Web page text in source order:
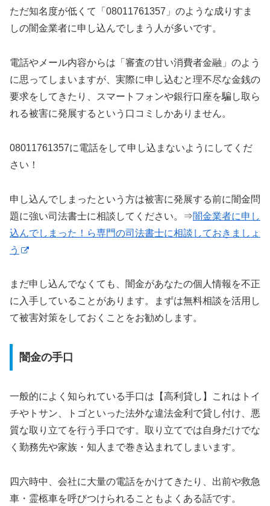
ただ知名度が低くて「08011761357」のような成りすま
しの闇金業者に申し込んでしまう人が多いです。
電話やメール内容からは「審査の甘い消費者金融」のよう
に思ってしまいますが、実際に申し込むと理不尽な金銭の
要求をしてきたり、スマートフォンや銀行口座を騙し取ら
れる被害に発展するという口コミしかありません。
08011761357に電話をして申し込まないようにしてくだ
さい！
申し込んでしまったという方は被害に発展する前に闇金問
題に強い司法書士に相談してください。⇒闇金業者に申し
込んでしまった！ら専門の司法書士に相談しておきましょ
う
まだ申し込んでなくても、闇金があなたの個人情報を不正
に入手していることがあります。まずは無料相談を活用し
て被害対策をしておくことをお勧めします。
闇金の手口
一般的によく知られている手口は【高利貸し】これはトイ
チやトサン、トゴといった法外な違法金利で貸し付け、悪
質な取り立てを行う手口です。取り立てでは自身だけでな
く勤務先や家族・知人まで巻き込まれてしまいます。
四六時中、会社に大量の電話をかけてきたり、出前や救急
車・霊柩車を呼びつけられることもよくある話です。